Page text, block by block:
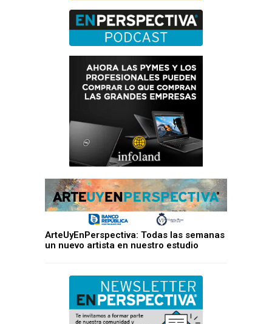
ArteUyEnPerspectiva: Todas las semanas
un nuevo artista en nuestro estudio